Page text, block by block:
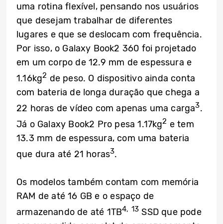
uma rotina flexível, pensando nos usuários
que desejam trabalhar de diferentes
lugares e que se deslocam com frequência.
Por isso, o Galaxy Book2 360 foi projetado
em um corpo de 12.9 mm de espessura e
1.16kg2 de peso. O dispositivo ainda conta
com bateria de longa duração que chega a
22 horas de vídeo com apenas uma carga3.
Já o Galaxy Book2 Pro pesa 1.17kg2 e tem
13.3 mm de espessura, com uma bateria
que dura até 21 horas3.
Os modelos também contam com memória
RAM de até 16 GB e o espaço de
armazenando de até 1TB4, 13 SSD que pode